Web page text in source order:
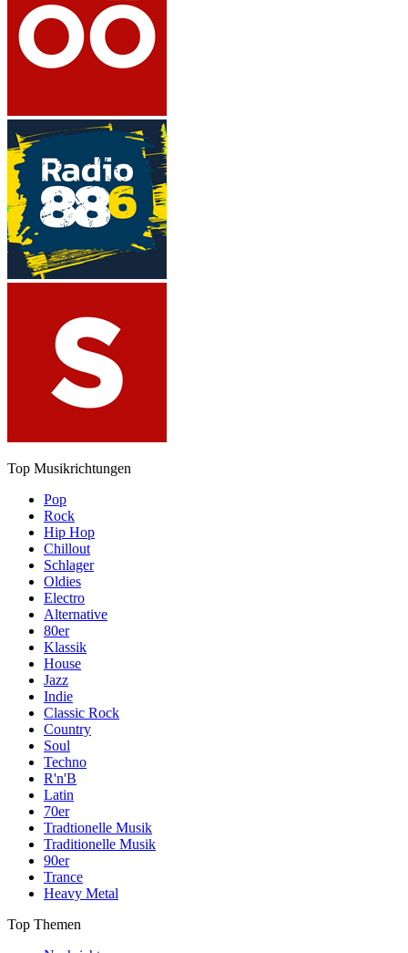
Top Musikrichtungen
Pop
Rock
Hip Hop
Chillout
Schlager
Oldies
Electro
Alternative
80er
Klassik
House
Jazz
Indie
Classic Rock
Country
Soul
Techno
R'n'B
Latin
70er
Tradtionelle Musik
Traditionelle Musik
90er
Trance
Heavy Metal
Top Themen